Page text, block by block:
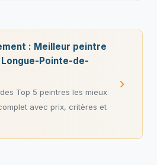
: Meilleur peintre
Pointe-de-
Top 5 peintres les mieux
avec prix, critères et